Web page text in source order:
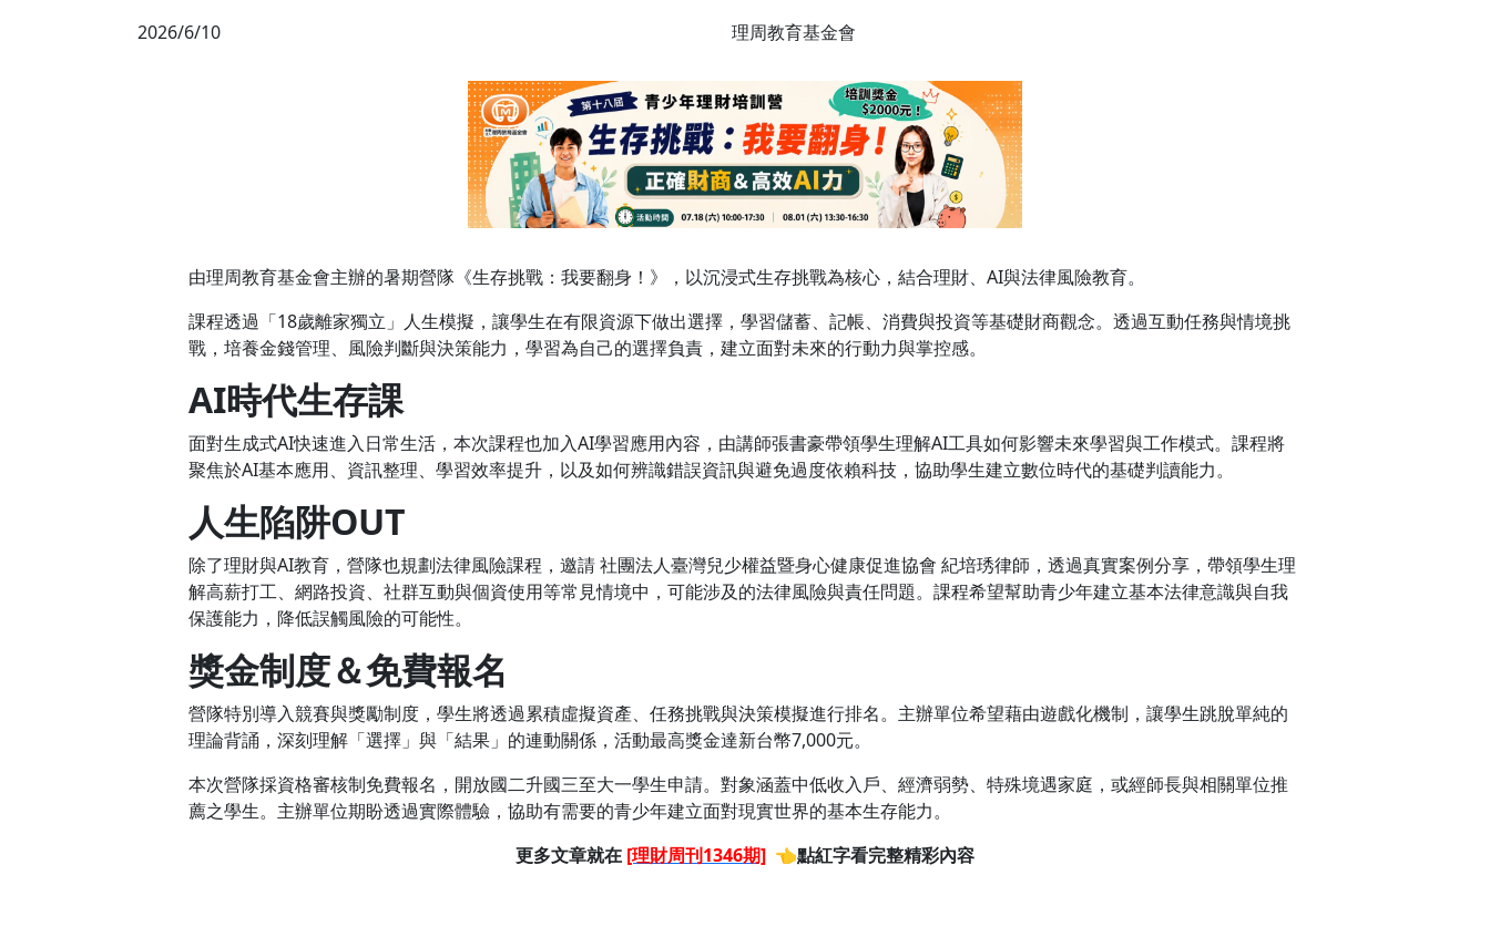
2026/6/10 理周教育基金會
由理周教育基金會主辦的暑期營隊《生存挑戰：我要翻身！》，以沉浸式生存挑戰為核心，結合理財、AI與法律風險教育。
課程透過「18歲離家獨立」人生模擬，讓學生在有限資源下做出選擇，學習儲蓄、記帳、消費與投資等基礎財商觀念。透過互動任務與情境挑
戰，培養金錢管理、風險判斷與決策能力，學習為自己的選擇負責，建立面對未來的行動力與掌控感。
AI時代生存課
面對生成式AI快速進入日常生活，本次課程也加入AI學習應用內容，由講師張書豪帶領學生理解AI工具如何影響未來學習與工作模式。課程將
聚焦於AI基本應用、資訊整理、學習效率提升，以及如何辨識錯誤資訊與避免過度依賴科技，協助學生建立數位時代的基礎判讀能力。
人生陷阱OUT
除了理財與AI教育，營隊也規劃法律風險課程，邀請 社團法人臺灣兒少權益暨身心健康促進協會 紀培琇律師，透過真實案例分享，帶領學生理
解高薪打工、網路投資、社群互動與個資使用等常見情境中，可能涉及的法律風險與責任問題。課程希望幫助青少年建立基本法律意識與自我
保護能力，降低誤觸風險的可能性。
獎金制度＆免費報名
營隊特別導入競賽與獎勵制度，學生將透過累積虛擬資產、任務挑戰與決策模擬進行排名。主辦單位希望藉由遊戲化機制，讓學生跳脫單純的
理論背誦，深刻理解「選擇」與「結果」的連動關係，活動最高獎金達新台幣7,000元。
本次營隊採資格審核制免費報名，開放國二升國三至大一學生申請。對象涵蓋中低收入戶、經濟弱勢、特殊境遇家庭，或經師長與相關單位推
薦之學生。主辦單位期盼透過實際體驗，協助有需要的青少年建立面對現實世界的基本生存能力。
更多文章就在 [理財周刊1346期] 👈點紅字看完整精彩內容